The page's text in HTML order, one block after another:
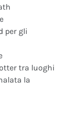
per gli
tra luoghi
la